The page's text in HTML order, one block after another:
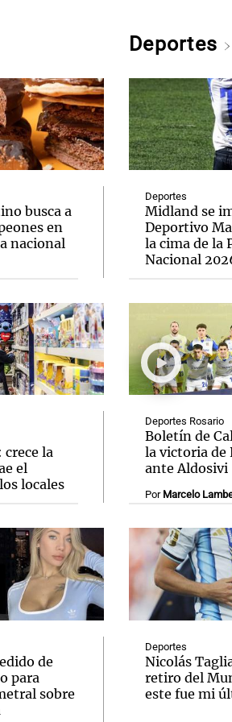
busca a
en
nacional
la
el
locales
de
para
sobre
Deportes
Deportes
Midland se
Deportivo
la cima de la
Nacional
Deportes Rosario
Boletín de
la victoria de
ante Aldosivi
Por Marcelo
Deportes
Nicolás
retiro del
este fue mi
El huracán de Arequito